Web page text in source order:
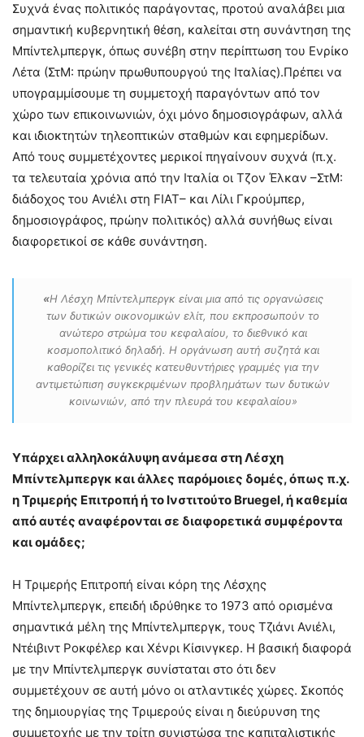
Συχνά ένας πολιτικός παράγοντας, προτού αναλάβει μια
σημαντική κυβερνητική θέση, καλείται στη συνάντηση της
Μπίντελμπεργκ, όπως συνέβη στην περίπτωση του Ενρίκο
Λέτα (ΣτΜ: πρώην πρωθυπουργού της Ιταλίας).Πρέπει να
υπογραμμίσουμε τη συμμετοχή παραγόντων από τον
χώρο των επικοινωνιών, όχι μόνο δημοσιογράφων, αλλά
και ιδιοκτητών τηλεοπτικών σταθμών και εφημερίδων.
Από τους συμμετέχοντες μερικοί πηγαίνουν συχνά (π.χ.
τα τελευταία χρόνια από την Ιταλία οι Τζον Έλκαν –ΣτΜ:
διάδοχος του Ανιέλι στη FIAT– και Λίλι Γκρούμπερ,
δημοσιογράφος, πρώην πολιτικός) αλλά συνήθως είναι
διαφορετικοί σε κάθε συνάντηση.
«Η Λέσχη Μπίντελμπεργκ είναι μια από τις οργανώσεις
των δυτικών οικονομικών ελίτ, που εκπροσωπούν το
ανώτερο στρώμα του κεφαλαίου, το διεθνικό και
κοσμοπολιτικό δηλαδή. Η οργάνωση αυτή συζητά και
καθορίζει τις γενικές κατευθυντήριες γραμμές για την
αντιμετώπιση συγκεκριμένων προβλημάτων των δυτικών
κοινωνιών, από την πλευρά του κεφαλαίου»
Υπάρχει αλληλοκάλυψη ανάμεσα στη Λέσχη
Μπίντελμπεργκ και άλλες παρόμοιες δομές, όπως π.χ.
η Τριμερής Επιτροπή ή το Ινστιτούτο Bruegel, ή καθεμία
από αυτές αναφέρονται σε διαφορετικά συμφέροντα
και ομάδες;
Η Τριμερής Επιτροπή είναι κόρη της Λέσχης
Μπίντελμπεργκ, επειδή ιδρύθηκε το 1973 από ορισμένα
σημαντικά μέλη της Μπίντελμπεργκ, τους Τζιάνι Ανιέλι,
Ντέιβιντ Ροκφέλερ και Χένρι Κίσινγκερ. Η βασική διαφορά
με την Μπίντελμπεργκ συνίσταται στο ότι δεν
συμμετέχουν σε αυτή μόνο οι ατλαντικές χώρες. Σκοπός
της δημιουργίας της Τριμερούς είναι η διεύρυνση της
συμμετοχής με την τρίτη συνιστώσα της καπιταλιστικής